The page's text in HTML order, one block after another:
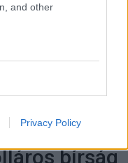
and other
Privacy Policy
#mobil
bírság